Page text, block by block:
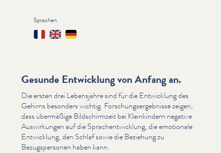
Sprachen
FrançaisEnglishDeutsch
Gesunde Entwicklung von Anfang an.
Die ersten drei Lebensjahre sind für die Entwicklung des
Gehirns besonders wichtig. Forschungsergeb­nisse zeigen,
dass übermäßige Bild­schir­mzeit bei Kleinkindern negative
Auswirkun­gen auf die Sprachen­twick­lung, die emotionale
Entwicklung, den Schlaf sowie die Beziehung zu
Bezugsper­so­n­en haben kann.